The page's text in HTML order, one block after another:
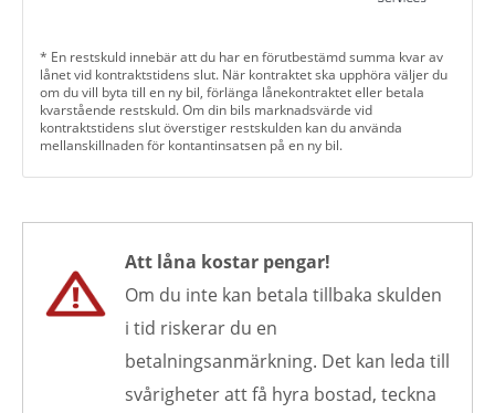
* En restskuld innebär att du har en förutbestämd summa kvar av
lånet vid kontraktstidens slut. När kontraktet ska upphöra väljer du
om du vill byta till en ny bil, förlänga lånekontraktet eller betala
kvarstående restskuld. Om din bils marknadsvärde vid
kontraktstidens slut överstiger restskulden kan du använda
mellanskillnaden för kontantinsatsen på en ny bil.
Att låna kostar pengar!
Om du inte kan betala tillbaka skulden
i tid riskerar du en
betalningsanmärkning. Det kan leda till
svårigheter att få hyra bostad, teckna